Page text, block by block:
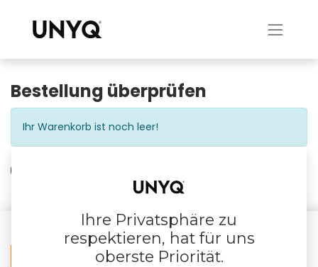
Bestellung überprüfen
Ihr Warenkorb ist noch leer!
Ihre Privatsphäre zu
respektieren, hat für uns
oberste Priorität.